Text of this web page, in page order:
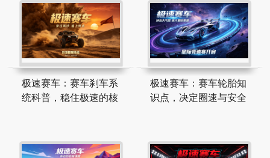
极速赛车：赛车刹车系
统科普，稳住极速的核
极速赛车：赛车轮胎知
识点，决定圈速与安全